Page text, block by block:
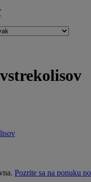
Pozrite sa na ponuku